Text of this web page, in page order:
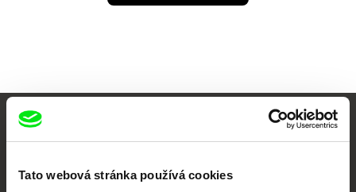
Tato webová stránka používá cookies
Vaše online
dokumentární kino